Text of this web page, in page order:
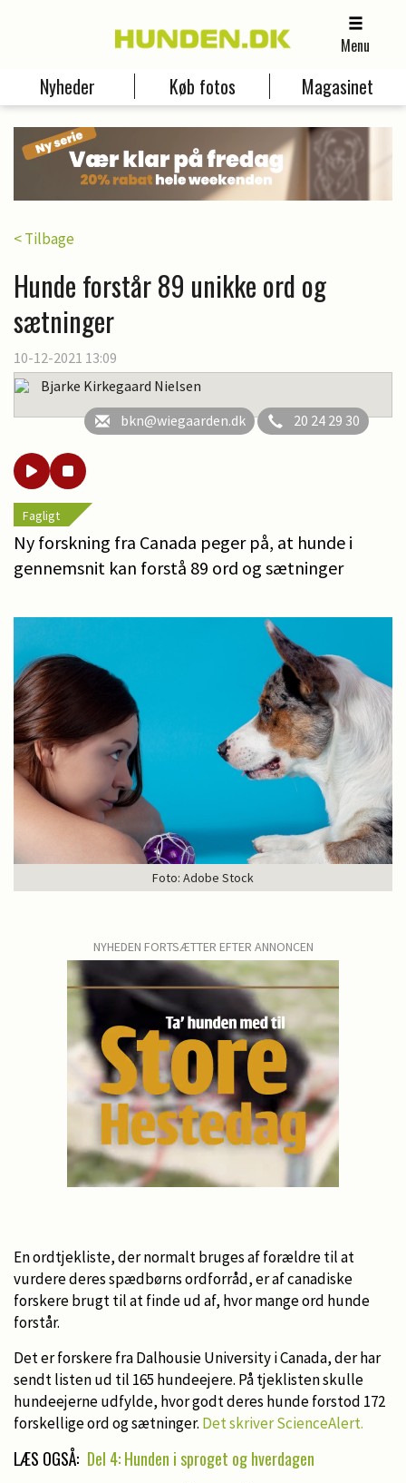
Menu
Nyheder Køb fotos Magasinet
< Tilbage
Hunde forstår 89 unikke ord og
sætninger
10-12-2021 13:09
Bjarke Kirkegaard Nielsen
bkn@wiegaarden.dk
20 24 29 30
Fagligt
Ny forskning fra Canada peger på, at hunde i
gennemsnit kan forstå 89 ord og sætninger
Foto: Adobe Stock
NYHEDEN FORTSÆTTER EFTER ANNONCEN
En ordtjekliste, der normalt bruges af forældre til at
vurdere deres spædbørns ordforråd, er af canadiske
forskere brugt til at finde ud af, hvor mange ord hunde
forstår.
Det er forskere fra Dalhousie University i Canada, der har
sendt listen ud til 165 hundeejere. På tjeklisten skulle
hundeejerne udfylde, hvor godt deres hunde forstod 172
forskellige ord og sætninger. Det skriver ScienceAlert.
LÆS OGSÅ: Del 4: Hunden i sproget og hverdagen